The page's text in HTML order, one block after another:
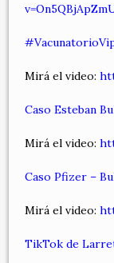
Mirá el video:
Caso Esteban
Mirá el video:
Caso Pfizer –
Mirá el video:
TikTok de